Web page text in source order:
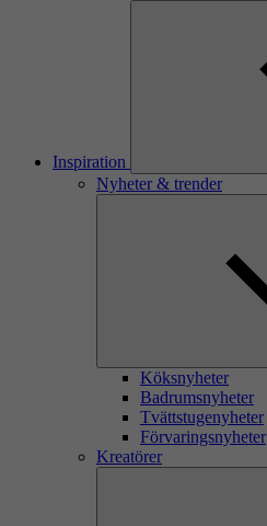
Inspiration
Nyheter & trender
Köksnyheter
Badrumsnyheter
Tvättstugenyheter
Förvaringsnyheter
Kreatörer